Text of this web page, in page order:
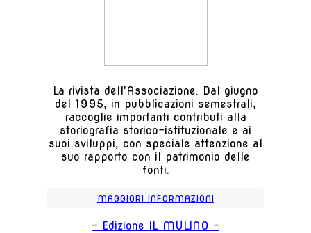
La rivista dell'Associazione. Dal giugno
del 1995, in pubblicazioni semestrali,
raccoglie importanti contributi alla
storiografia storico-istituzionale e ai
suoi sviluppi, con speciale attenzione al
suo rapporto con il patrimonio delle
fonti.
MAGGIORI INFORMAZIONI
- Edizione IL MULINO -